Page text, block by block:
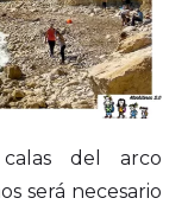
del arco
será necesario